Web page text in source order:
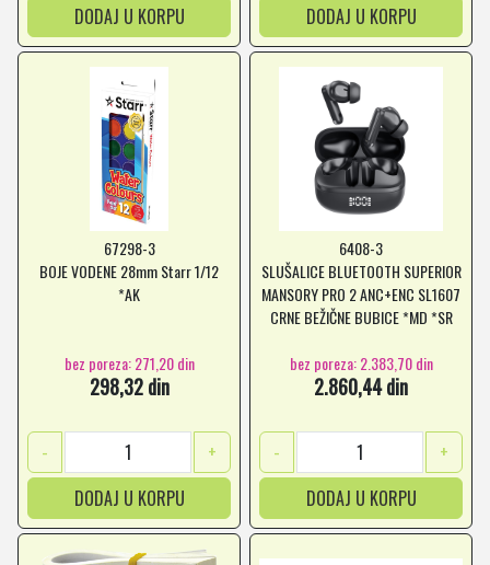
DODAJ U KORPU DODAJ U KORPU
67298-3
BOJE VODENE 28mm Starr 1/12
*AK
bez poreza: 271,20 din
298,32 din
-
+
DODAJ U KORPU
6408-3
SLUŠALICE BLUETOOTH SUPERIOR
MANSORY PRO 2 ANC+ENC SL1607
CRNE BEŽIČNE BUBICE *MD *SR
bez poreza: 2.383,70 din
2.860,44 din
-
+
DODAJ U KORPU